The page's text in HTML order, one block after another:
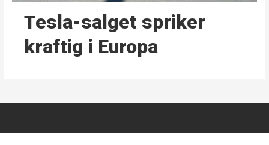
Tesla-salget spriker
kraftig i Europa